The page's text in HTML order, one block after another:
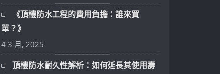
《頂樓防水工程的費用負擔：誰來買
單？》
4 3 月, 2025
頂樓防水耐久性解析：如何延長其使用壽